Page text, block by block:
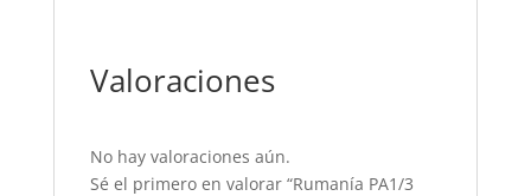
Valoraciones
No hay valoraciones aún.
Sé el primero en valorar “Rumanía PA1/3